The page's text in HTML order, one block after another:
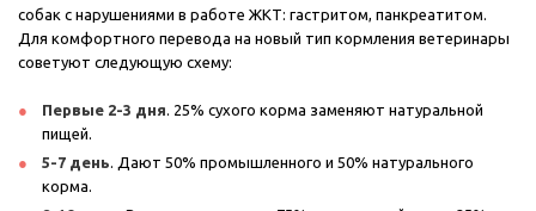
собак с нарушениями в работе ЖКТ: гастритом, панкреатитом.
Для комфортного перевода на новый тип кормления ветеринары
советуют следующую схему:
Первые 2-3 дня. 25% сухого корма заменяют натуральной
пищей.
5-7 день. Дают 50% промышленного и 50% натурального
корма.